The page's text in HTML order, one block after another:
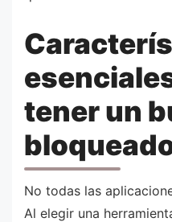
tener un
No todas las
Al elegir una